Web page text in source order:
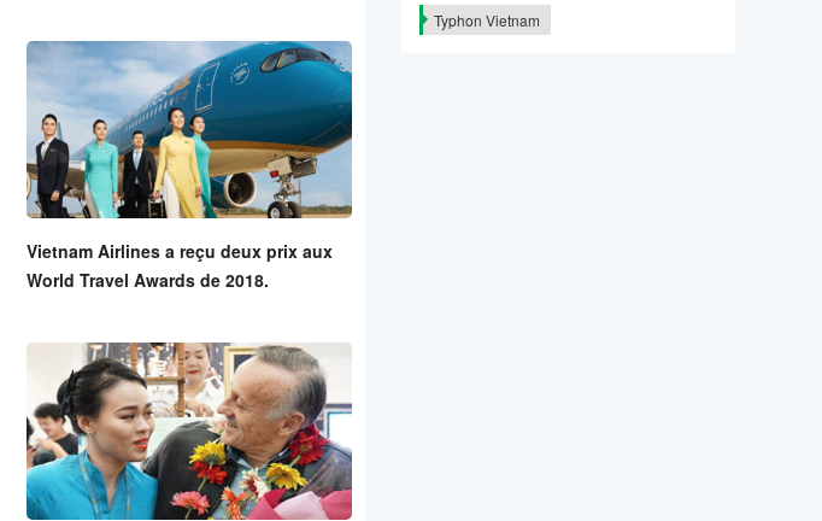
Vietnam Airlines a reçu deux prix aux
World Travel Awards de 2018.
Typhon Vietnam